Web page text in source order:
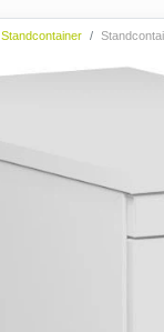
Standcontainer Standcontainer mit